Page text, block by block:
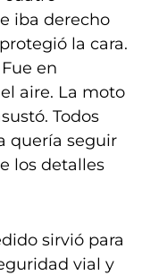
iba derecho
la cara.
en
aire. La moto
Todos
quería seguir
los detalles
sirvió para
vial y